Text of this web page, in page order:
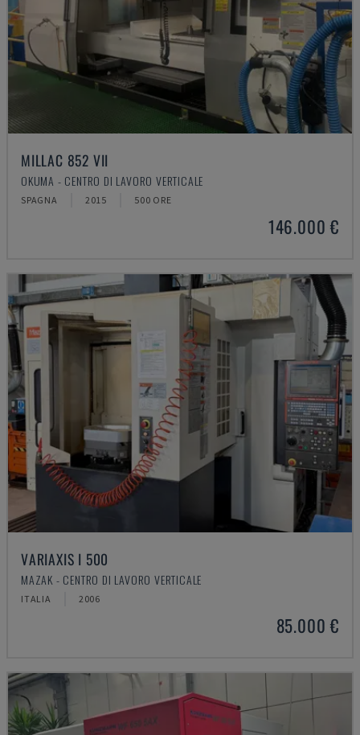
MILLAC 852 VII
OKUMA - CENTRO DI LAVORO VERTICALE
SPAGNA 2015 500 ORE
146.000 €
VARIAXIS I 500
MAZAK - CENTRO DI LAVORO VERTICALE
ITALIA 2006
85.000 €